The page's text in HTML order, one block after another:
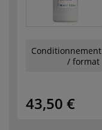
Conditionnement
/ format
43,50 €